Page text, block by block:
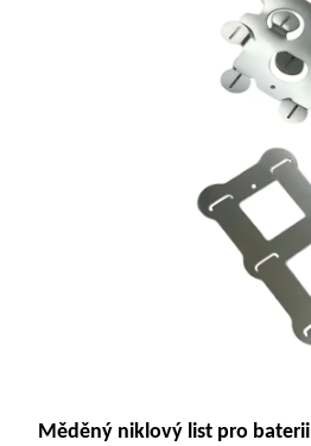
Měděný niklový list pro baterii